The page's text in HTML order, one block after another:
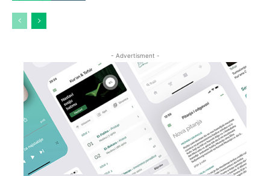
- Advertisment -